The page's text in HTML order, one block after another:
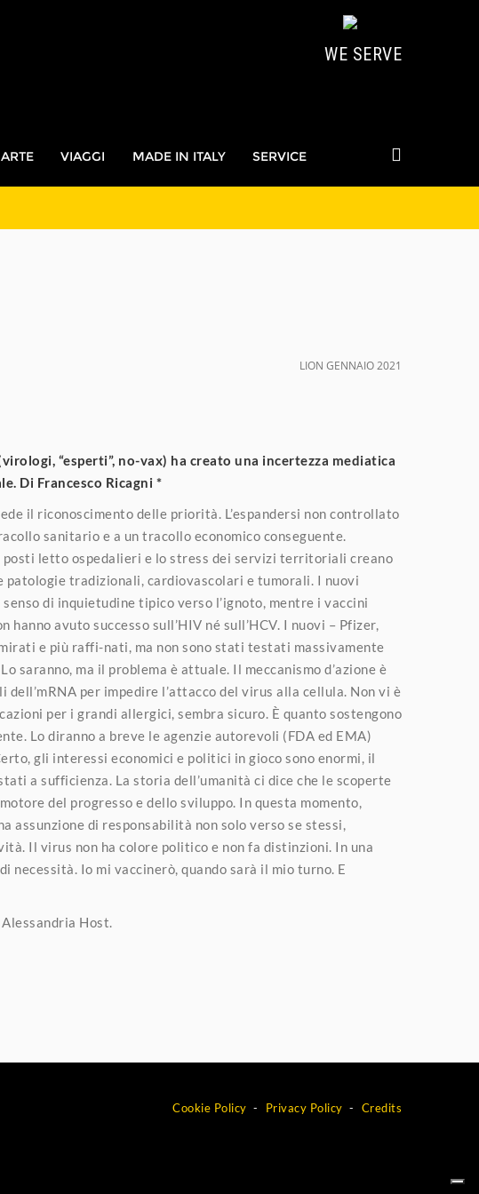
WE SERVE
ARTE VIAGGI MADE IN ITALY SERVICE
LION GENNAIO 2021
“esperti”, no-vax) ha creato una incertezza mediatica
Di Francesco Ricagni *
il riconoscimento delle priorità. L’espandersi non controllato
sanitario e a un tracollo economico conseguente.
posti letto ospedalieri e lo stress dei servizi territoriali creano
patologie tradizionali, cardiovascolari e tumorali. I nuovi
di inquietudine tipico verso l’ignoto, mentre i vaccini
avuto successo sull’HIV né sull’HCV. I nuovi – Pfizer,
e più raffi-nati, ma non sono stati testati massivamente
saranno, ma il problema è attuale. Il meccanismo d’azione è
per impedire l’attacco del virus alla cellula. Non vi è
per i grandi allergici, sembra sicuro. È quanto sostengono
Lo diranno a breve le agenzie autorevoli (FDA ed EMA)
gli interessi economici e politici in gioco sono enormi, il
a sufficienza. La storia dell’umanità ci dice che le scoperte
del progresso e dello sviluppo. In questa momento,
assunzione di responsabilità non solo verso se stessi,
Il virus non ha colore politico e non fa distinzioni. In una
necessità. Io mi vaccinerò, quando sarà il mio turno. E
Host.
Cookie Policy Privacy Policy Credits